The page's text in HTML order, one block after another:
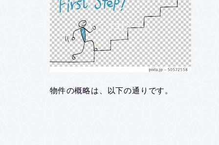
物件の概略は、以下の通りです。